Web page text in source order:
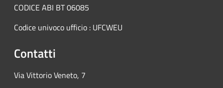
CODICE ABI BT 06085
Codice univoco ufficio : UFCWEU
Contatti
Via Vittorio Veneto, 7